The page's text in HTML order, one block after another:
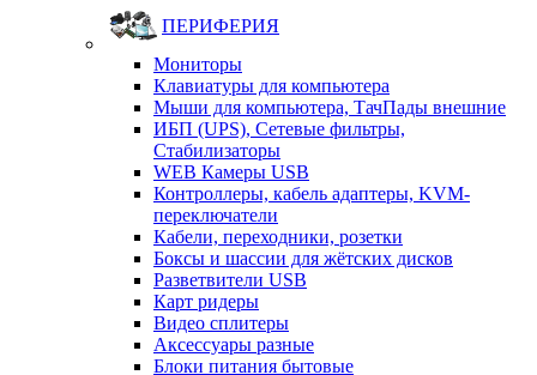
ПЕРИФЕРИЯ
Мониторы
Клавиатуры для компьютера
Мыши для компьютера, ТачПады внешние
ИБП (UPS), Cетевые фильтры,
Cтабилизаторы
WEB Камеры USB
Контроллеры, кабель адаптеры, KVM-
переключатели
Кабели, переходники, розетки
Боксы и шассии для жётских дисков
Разветвители USB
Карт ридеры
Видео сплитеры
Аксессуары разные
Блоки питания бытовые